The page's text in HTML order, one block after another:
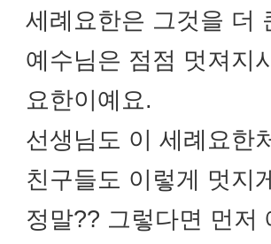
세례요한은 그것을 더
예수님은 점점 멋져지
요한이예요.
선생님도 이 세례요한
친구들도 이렇게 멋지
정말?? 그렇다면 먼저